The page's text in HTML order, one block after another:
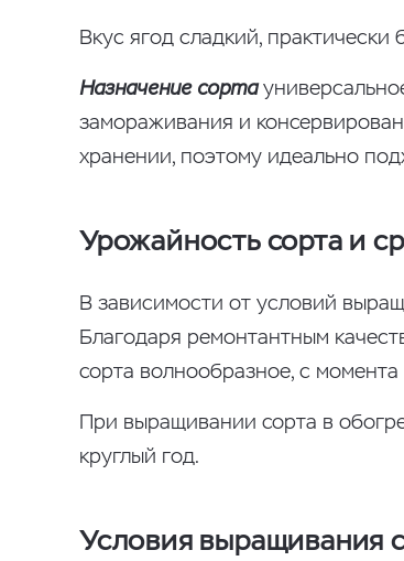
Вкус ягод сладкий,
Назначение сорта
замораживания и
хранении, поэтому идеально
Урожайность сорта и
В зависимости от условий
Благодаря ремонтантным
сорта волнообразное, с
При выращивании сорта в
круглый год.
Условия выращивания